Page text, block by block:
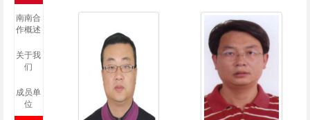
南南合
作概述
关于我
们
成员单
位